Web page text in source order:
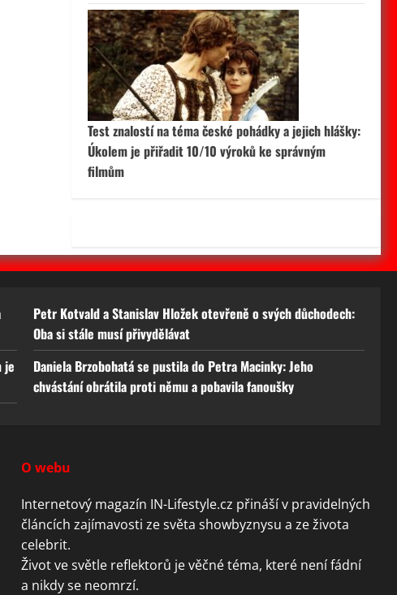
Test znalostí na téma české pohádky a jejich hlášky:
Úkolem je přiřadit 10/10 výroků ke správným
filmům
Petr Kotvald a Stanislav Hložek otevřeně o svých důchodech:
Oba si stále musí přivydělávat
je
Daniela Brzobohatá se pustila do Petra Macinky: Jeho
chvástání obrátila proti němu a pobavila fanoušky
O webu
Internetový magazín IN-Lifestyle.cz přináší v pravidelných
článcích zajímavosti ze světa showbyznysu a ze života
celebrit.
Život ve světle reflektorů je věčné téma, které není fádní
a nikdy se neomrzí.